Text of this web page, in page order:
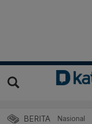
BERITA Nasional